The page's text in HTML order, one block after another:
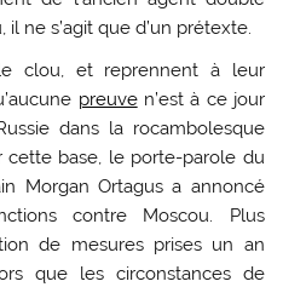
ne s’agit que d’un prétexte.
clou, et reprennent à leur
preuven’est à ce jour
dans la rocambolesque
cette base, le porte-parole du
Morgan Ortagus a annoncé
contre Moscou. Plus
de mesures prises un an
que les circonstances de